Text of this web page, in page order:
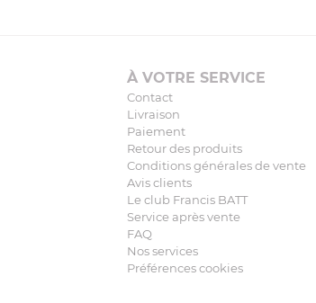
À VOTRE SERVICE
Contact
Livraison
Paiement
Retour des produits
Conditions générales de vente
Avis clients
Le club Francis BATT
Service après vente
FAQ
Nos services
Préférences cookies